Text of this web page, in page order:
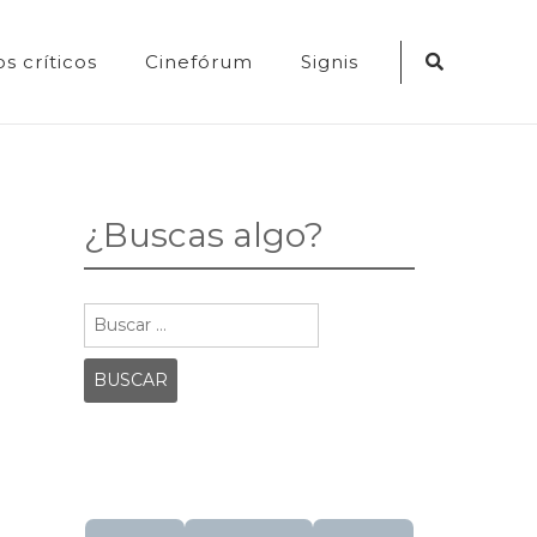
críticos Cinefórum Signis
Search
¿Buscas algo?